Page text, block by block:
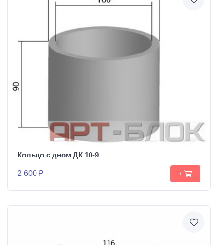
Кольцо с дном ДК 10-9
2 600 ₽ +